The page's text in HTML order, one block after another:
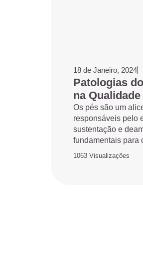
18 de Janeiro, 2024
Patologias
na
Os pés são um
responsáveis pelo
sustentação e
fundamentais para
1063 Visualizações